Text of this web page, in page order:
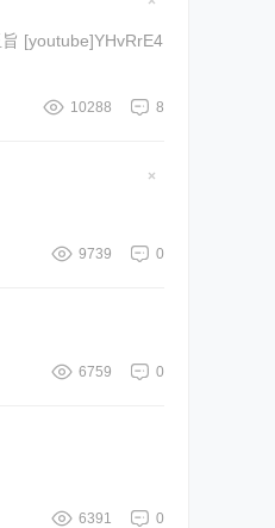
置
8
10288
帖0
9739
0
6759
0
6391